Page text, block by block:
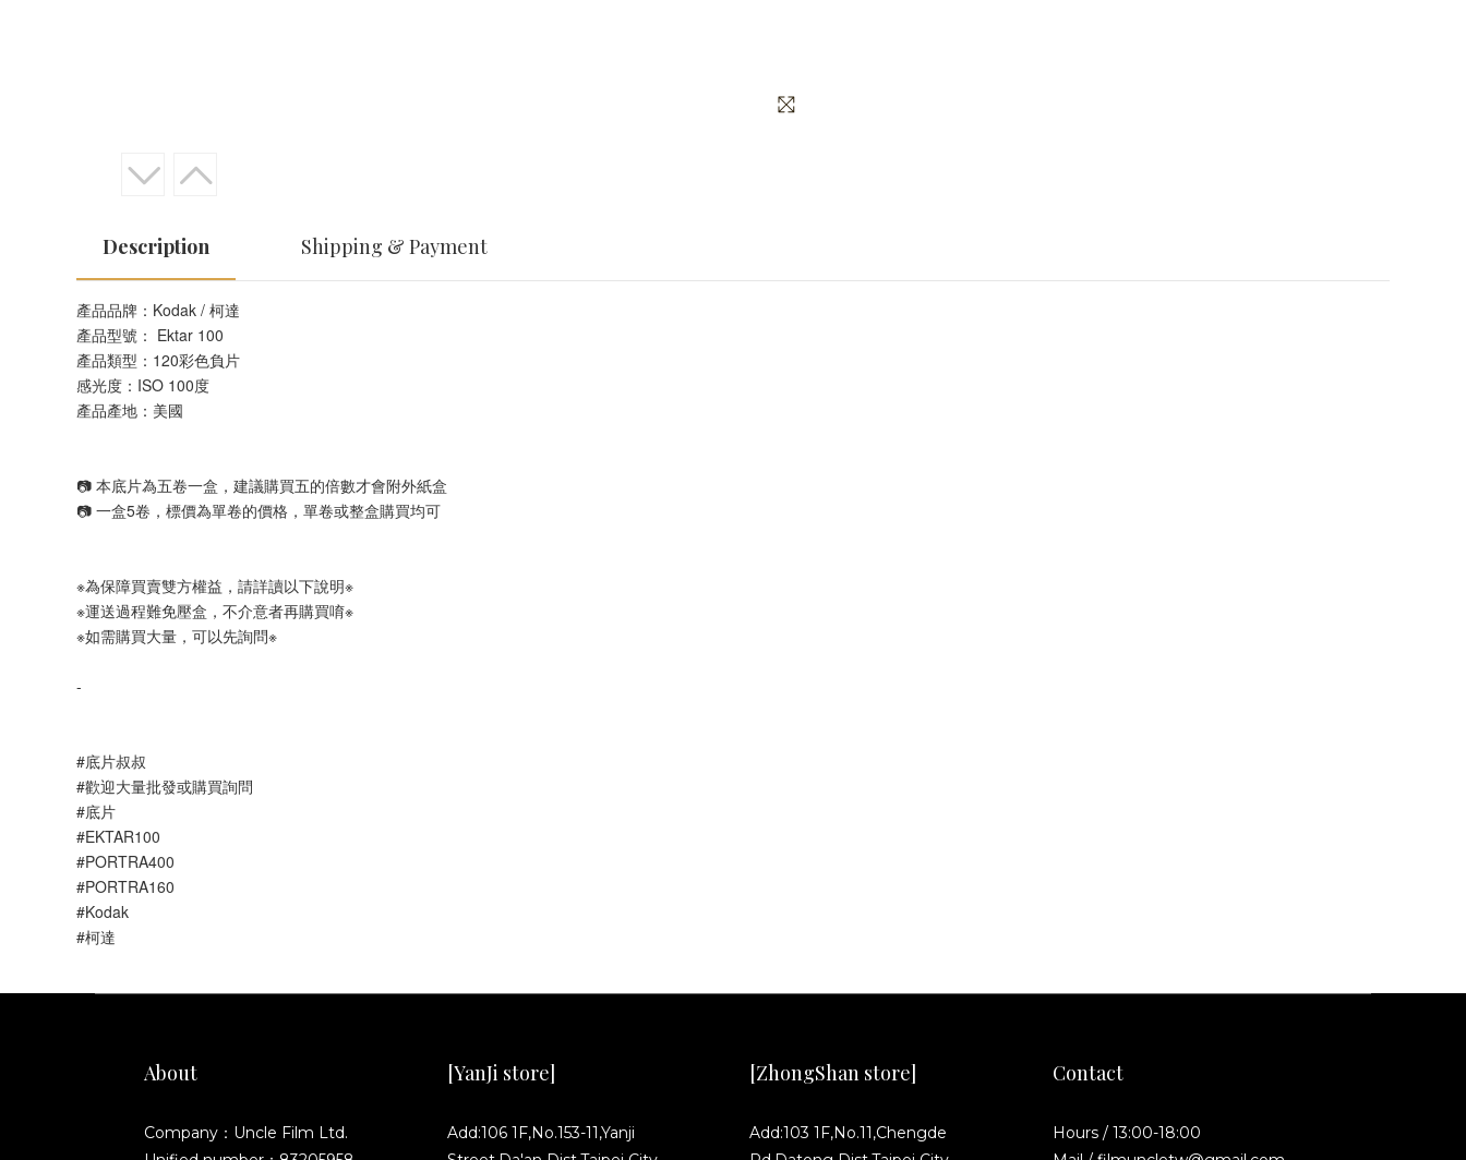
Description Shipping & Payment
產品品牌：Kodak / 柯達
產品型號： Ektar 100
產品類型：120彩色負片
感光度：ISO 100度
產品產地：美國
📷 本底片為五卷一盒，建議購買五的倍數才會附外紙盒
📷 一盒5卷，標價為單卷的價格，單卷或整盒購買均可
※為保障買賣雙方權益，請詳讀以下說明※
※運送過程難免壓盒，不介意者再購買唷※
※如需購買大量，可以先詢問※
-
#底片叔叔
#歡迎大量批發或購買詢問
#底片
#EKTAR100
#PORTRA400
#PORTRA160
#Kodak
#柯達
About
Company：Uncle Film Ltd.
[YanJi store]
Add:106 1F,No.153-11,Yanji
[ZhongShan store]
Add:103 1F,No.11,Chengde
Contact
Hours / 13:00-18:00